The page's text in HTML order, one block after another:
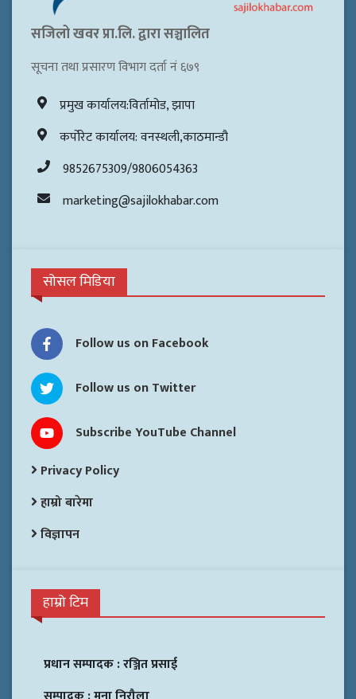
सजिलो खवर प्रा.लि. द्वारा सञ्चालित
सूचना तथा प्रसारण विभाग दर्ता नं ६७९
प्रमुख कार्यालय:विर्तामोड, झापा
कर्पोरेट कार्यालय: वनस्थली,काठमान्डौ
9852675309/9806054363
marketing@sajilokhabar.com
सोसल मिडिया
Follow us on Facebook
Follow us on Twitter
Subscribe YouTube Channel
Privacy Policy
हाम्रो बारेमा
विज्ञापन
हाम्रो टिम
प्रधान सम्पादक :रञ्जित प्रसाई